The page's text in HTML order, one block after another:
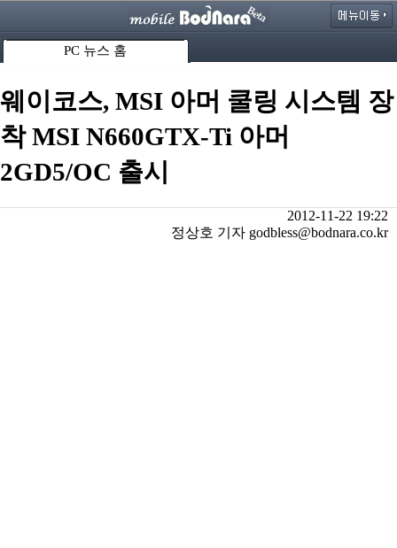
PC 뉴스 홈
웨이코스, MSI 아머 쿨링 시스템 장
착 MSI N660GTX-Ti 아머
2GD5/OC 출시
2012-11-22 19:22
정상호 기자 godbless@bodnara.co.kr